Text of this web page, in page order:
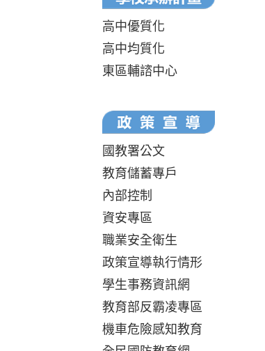
高中優質化
高中均質化
東區輔諮中心
國教署公文
教育儲蓄專戶
內部控制
資安專區
職業安全衛生
政策宣導執行情形
學生事務資訊網
教育部反霸凌專區
機車危險感知教育